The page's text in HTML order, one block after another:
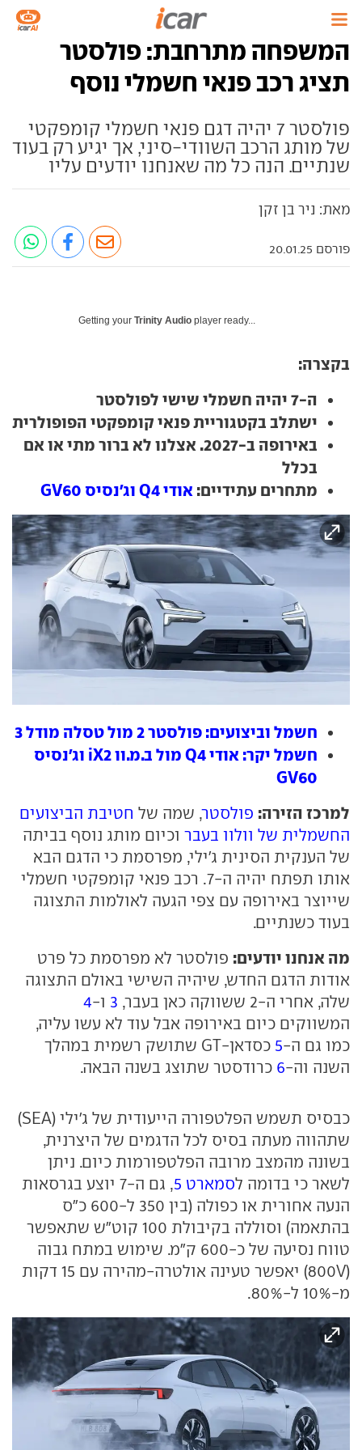
המשפחה מתרחבת: פולסטר
תציג רכב פנאי חשמלי נוסף
פולסטר 7 יהיה דגם פנאי חשמלי קומפקטי
של מותג הרכב השוודי-סיני, אך יגיע רק בעוד
שנתיים. הנה כל מה שאנחנו יודעים עליו
מאת: ניר בן זקן
פורסם 20.01.25
Getting your Trinity Audio player ready...
בקצרה:
ה-7 יהיה חשמלי שישי לפולסטר
ישתלב בקטגוריית פנאי קומפקטי הפופולרית
באירופה ב-2027. אצלנו לא ברור מתי או אם
בכלל
מתחרים עתידיים: אודי Q4 וג'נסיס GV60
חשמל וביצועים: פולסטר 2 מול טסלה מודל 3
חשמל יקר: אודי Q4 מול ב.מ.וו iX2 וג'נסיס
GV60
למרכז הזירה: פולסטר, שמה של חטיבת הביצועים
החשמלית של וולוו בעבר וכיום מותג נוסף בביתה
של הענקית הסינית ג'ילי, מפרסמת כי הדגם הבא
אותו תפתח יהיה ה-7. רכב פנאי קומפקטי חשמלי
שייוצר באירופה עם צפי הגעה לאולמות התצוגה
בעוד כשנתיים.
מה אנחנו יודעים: פולסטר לא מפרסמת כל פרט
אודות הדגם החדש, שיהיה השישי באולם התצוגה
שלה, אחרי ה-2 ששווקה כאן בעבר,
3 ו-4
המשווקים כיום באירופה אבל עוד לא עשו עליה,
כמו גם ה-5
כסדאן-GT שתושק רשמית במהלך
השנה וה-6 כרודסטר שתוצג בשנה הבאה.
כבסיס תשמש הפלטפורה הייעודית של ג'ילי (SEA)
שתהווה מעתה בסיס לכל הדגמים של היצרנית,
בשונה מהמצב מרובה הפלטפורמות כיום. ניתן
לשאר כי בדומה לסמארט 5
, גם ה-7 יוצע בגרסאות
הנעה אחורית או כפולה (בין 350 ל-600 כ"ס
בהתאמה) וסוללה בקיבולת 100 קוט"ש שתאפשר
טווח נסיעה של כ-600 ק"מ. שימוש במתח גבוה
(800V) יאפשר טעינה אולטרה-מהירה עם 15 דקות
מ-10% ל-80%.